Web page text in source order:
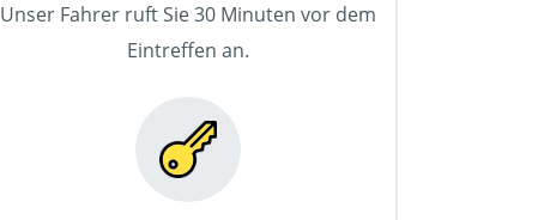
Unser Fahrer ruft Sie 30 Minuten vor dem
Eintreffen an.